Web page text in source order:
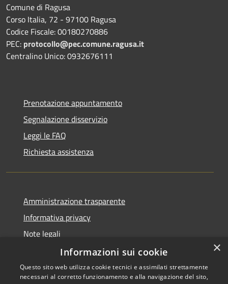
Comune di Ragusa
Corso Italia, 72 - 97100 Ragusa
Codice Fiscale: 00180270886
PEC: protocollo@pec.comune.ragusa.it
Centralino Unico: 0932676111
Prenotazione appuntamento
Segnalazione disservizio
Leggi le FAQ
Richiesta assistenza
Amministrazione trasparente
Informativa privacy
Note legali
Dichiarazione di accessibilità
×
Informazioni sui cookie
Questo sito web utilizza cookie tecnici e assimilati strettamente
necessari al corretto funzionamento e alla navigazione del sito,